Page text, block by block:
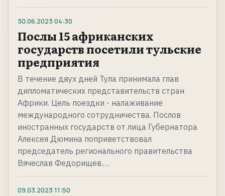
30.06.2023 04:30
Послы 15 африканских
государств посетили тульские
предприятия
В течение двух дней Тула принимала глав
дипломатических представительств стран
Африки. Цель поездки - налаживание
международного сотрудничества. Послов
иностранных государств от лица Губернатора
Алексея Дюмина поприветствовал
председатель регионального правительства
Вячеслав Федорищев.…
09.03.2023 11:50